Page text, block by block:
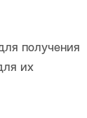
получения
их